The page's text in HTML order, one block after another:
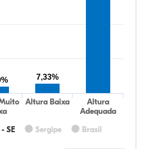
SE Sergipe Brasil
Altura Baixa
Altura
Adequada
7,33%